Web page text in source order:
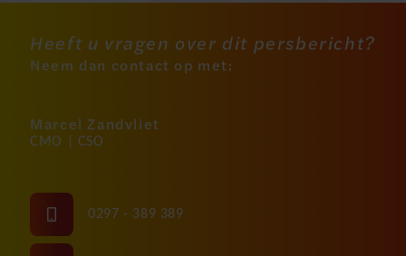
Heeft u vragen over dit persbericht?
Neem dan contact op met:
Marcel Zandvliet
CMO | CSO
0297 - 389 389